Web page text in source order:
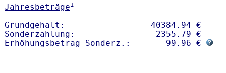
Jahresbeträge1
Grundgehalt:                 40384.94 €
Sonderzahlung:                2355.79 €
Erhöhungsbetrag Sonderz.:       99.96 €